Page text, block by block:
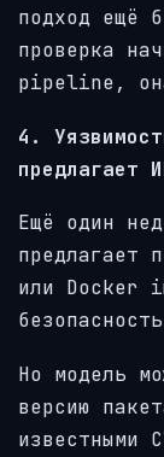
подход ещё
проверка
pipeline,
4.
предлагает
Ещё один
предлагает
или Docker
Но модель
версию
известными